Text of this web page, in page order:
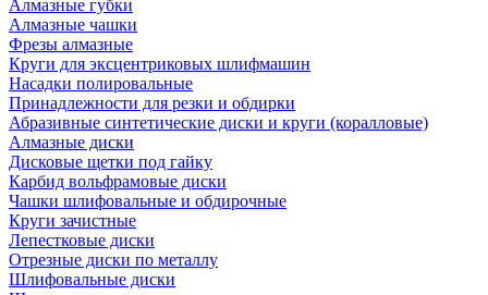
Алмазные губки
Алмазные чашки
Фрезы алмазные
Круги для эксцентриковых шлифмашин
Насадки полировальные
Принадлежности для резки и обдирки
Абразивные синтетические диски и круги (коралловые)
Алмазные диски
Дисковые щетки под гайку
Карбид вольфрамовые диски
Чашки шлифовальные и обдирочные
Круги зачистные
Лепестковые диски
Отрезные диски по металлу
Шлифовальные диски